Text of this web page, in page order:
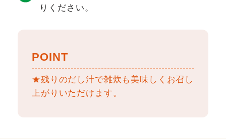
りください。
POINT
★残りのだし汁で雑炊も美味しくお召し
上がりいただけます。